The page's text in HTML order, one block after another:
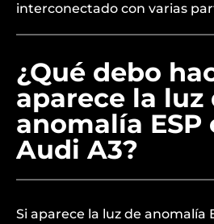
interconectado con varias
¿Qué debo
aparece la luz
anomalía ESP
Audi A3?
Si aparece la luz de anomalía